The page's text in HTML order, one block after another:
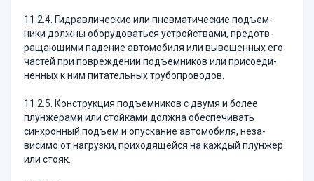
11.2.4. Гидравлические или пневматические подъем­
ники должны оборудоваться устройствами, предотв­
ращающими падение автомобиля или вывешенных его
частей при повреждении подъемников или присоеди­
ненных к ним питательных трубопроводов.
11.2.5. Конструкция подъемников с двумя и бо­лее
плунжерами или стойками должна обеспечивать
синхронный подъем и опускание автомобиля, неза­
висимо от нагрузки, приходящейся на каждый плун­жер
или стояк.